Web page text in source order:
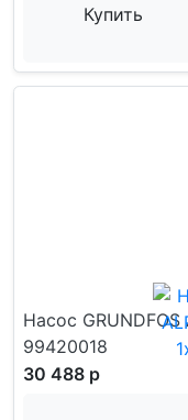
Купить
Насос
99420018
30 488 р